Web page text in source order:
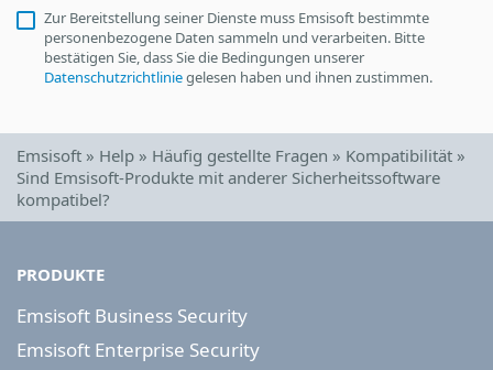
Zur Bereitstellung seiner Dienste muss Emsisoft bestimmte
personenbezogene Daten sammeln und verarbeiten. Bitte
bestätigen Sie, dass Sie die Bedingungen unserer
Datenschutzrichtliniegelesen haben und ihnen zustimmen.
Emsisoft » Help » Häufig gestellte Fragen » Kompatibilität »
Sind Emsisoft-Produkte mit anderer Sicherheitssoftware
kompatibel?
PRODUKTE
Emsisoft Business Security
Emsisoft Enterprise Security